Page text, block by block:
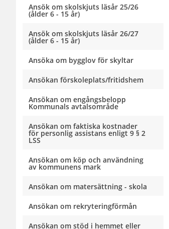
Ansök om skolskjuts läsår 25/26
(ålder 6 - 15 år)
Ansök om skolskjuts läsår 26/27
(ålder 6 - 15 år)
Ansöka om bygglov för skyltar
Ansökan förskoleplats/fritidshem
Ansökan om engångsbelopp
Kommunals avtalsområde
Ansökan om faktiska kostnader
för personlig assistans enligt 9 § 2
LSS
Ansökan om köp och användning
av kommunens mark
Ansökan om matersättning - skola
Ansökan om rekryteringförmån
Ansökan om stöd i hemmet eller